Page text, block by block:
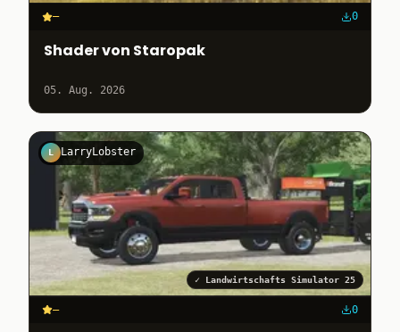
– 0
Shader von Staropak
05. Aug. 2026
L LarryLobster
✓ Landwirtschafts Simulator 25
– 0